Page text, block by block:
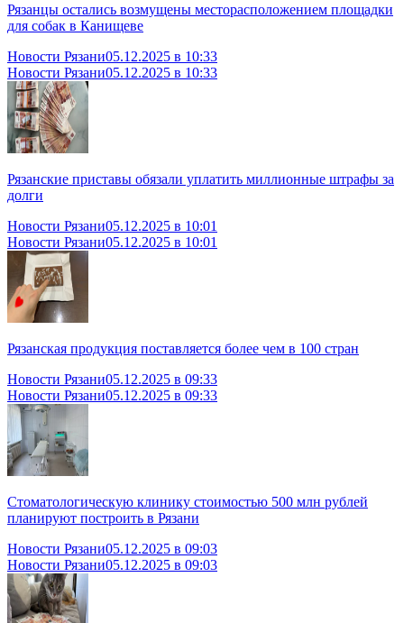
Рязанцы остались возмущены месторасположением площадки
для собак в Канищеве
Новости Рязани05.12.2025 в 10:33
Новости Рязани05.12.2025 в 10:33
Рязанские приставы обязали уплатить миллионные штрафы за
долги
Новости Рязани05.12.2025 в 10:01
Новости Рязани05.12.2025 в 10:01
Рязанская продукция поставляется более чем в 100 стран
Новости Рязани05.12.2025 в 09:33
Новости Рязани05.12.2025 в 09:33
Стоматологическую клинику стоимостью 500 млн рублей
планируют построить в Рязани
Новости Рязани05.12.2025 в 09:03
Новости Рязани05.12.2025 в 09:03